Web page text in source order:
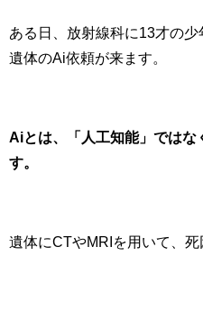
ある日、放射線科に13才の
遺体のAi依頼が来ます。
Aiとは、「人工知能」ではな
す。
遺体にCTやMRIを用いて、死